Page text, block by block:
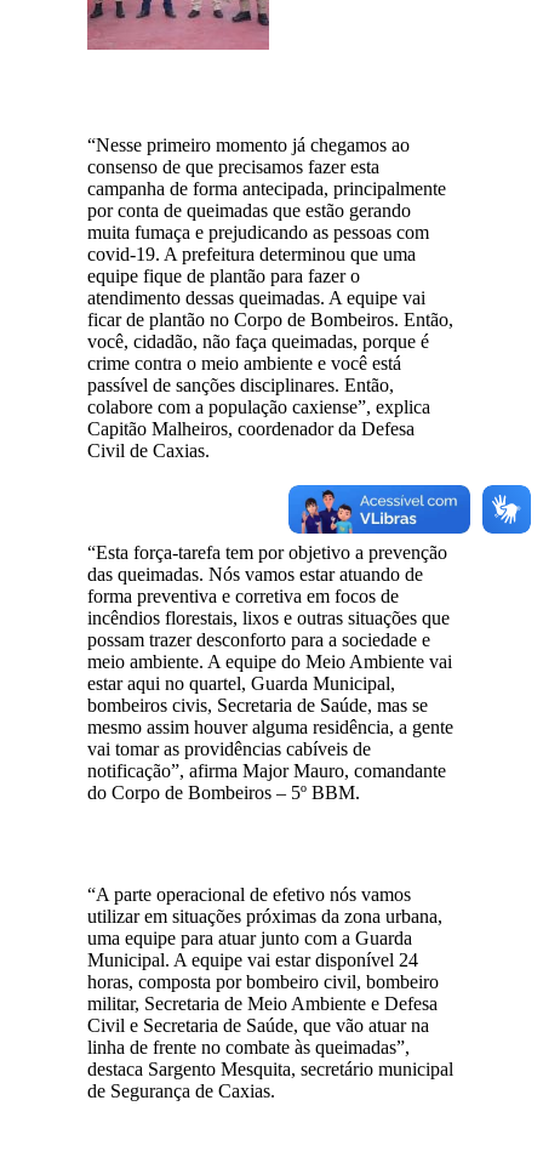
“Nesse primeiro momento já chegamos ao
consenso de que precisamos fazer esta
campanha de forma antecipada, principalmente
por conta de queimadas que estão gerando
muita fumaça e prejudicando as pessoas com
covid-19. A prefeitura determinou que uma
equipe fique de plantão para fazer o
atendimento dessas queimadas. A equipe vai
ficar de plantão no Corpo de Bombeiros. Então,
você, cidadão, não faça queimadas, porque é
crime contra o meio ambiente e você está
passível de sanções disciplinares. Então,
colabore com a população caxiense”, explica
Capitão Malheiros, coordenador da Defesa
Civil de Caxias.
“Esta força-tarefa tem por objetivo a prevenção
das queimadas. Nós vamos estar atuando de
forma preventiva e corretiva em focos de
incêndios florestais, lixos e outras situações que
possam trazer desconforto para a sociedade e
meio ambiente. A equipe do Meio Ambiente vai
estar aqui no quartel, Guarda Municipal,
bombeiros civis, Secretaria de Saúde, mas se
mesmo assim houver alguma residência, a gente
vai tomar as providências cabíveis de
notificação”, afirma Major Mauro, comandante
do Corpo de Bombeiros – 5º BBM.
“A parte operacional de efetivo nós vamos
utilizar em situações próximas da zona urbana,
uma equipe para atuar junto com a Guarda
Municipal. A equipe vai estar disponível 24
horas, composta por bombeiro civil, bombeiro
militar, Secretaria de Meio Ambiente e Defesa
Civil e Secretaria de Saúde, que vão atuar na
linha de frente no combate às queimadas”,
destaca Sargento Mesquita, secretário municipal
de Segurança de Caxias.